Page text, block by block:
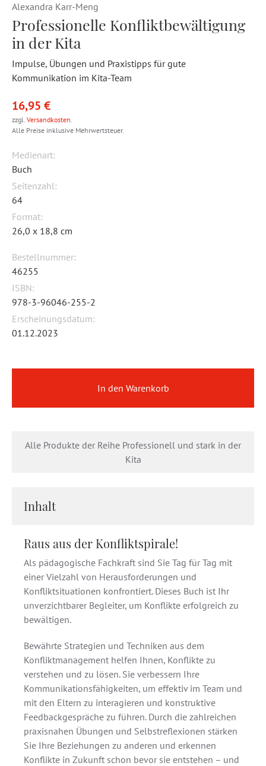
Alexandra Karr-Meng
Professionelle Konfliktbewältigung
in der Kita
Impulse, Übungen und Praxistipps für gute
Kommunikation im Kita-Team
16,95 €
zzgl. Versandkosten.
Alle Preise inklusive Mehrwertsteuer.
Medienart:
Buch
Seitenzahl:
64
Format:
26,0 x 18,8 cm
Bestellnummer:
46255
ISBN:
978-3-96046-255-2
Erscheinungsdatum:
01.12.2023
Alle Produkte der Reihe Professionell und stark in der
Kita
In den Warenkorb
Inhalt
Raus aus der Konfliktspirale!
Als pädagogische Fachkraft sind Sie Tag für Tag mit
einer Vielzahl von Herausforderungen und
Konfliktsituationen konfrontiert. Dieses Buch ist Ihr
unverzichtbarer Begleiter, um Konflikte erfolgreich zu
bewältigen.
Bewährte Strategien und Techniken aus dem
Konfliktmanagement helfen Ihnen, Konflikte zu
verstehen und zu lösen. Sie verbessern Ihre
Kommunikationsfähigkeiten, um effektiv im Team und
mit den Eltern zu interagieren und konstruktive
Feedbackgespräche zu führen. Durch die zahlreichen
praxisnahen Übungen und Selbstreflexionen stärken
Sie Ihre Beziehungen zu anderen und erkennen
Konflikte in Zukunft schon bevor sie entstehen – und